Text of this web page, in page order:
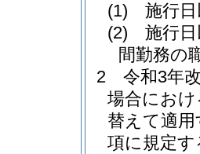
(1)
施行
(2)
施行
間勤務の
2
令和3年
場合にお
替えて適
項に規定